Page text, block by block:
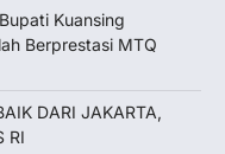
Kuansing
Berprestasi MTQ
DARI JAKARTA,
RI